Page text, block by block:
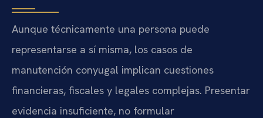
Aunque técnicamente una persona puede
representarse a sí misma, los casos de
manutención conyugal implican cuestiones
financieras, fiscales y legales complejas. Presentar
evidencia insuficiente, no formular